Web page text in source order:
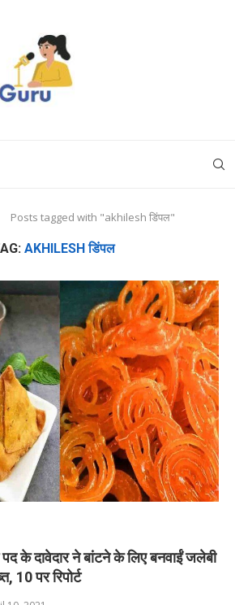
Posts tagged with "akhilesh डिंपल"
AKHILESH डिंपल
के दावेदार ने बांटने के लिए बनवाईं जलेबी
10 पर रिपोर्ट